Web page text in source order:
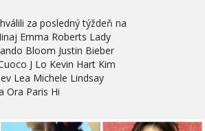
za posledný týždeň na
Emma Roberts Lady
Bloom Justin Bieber
J Lo Kevin Hart Kim
Lea Michele Lindsay
Ora Paris Hi